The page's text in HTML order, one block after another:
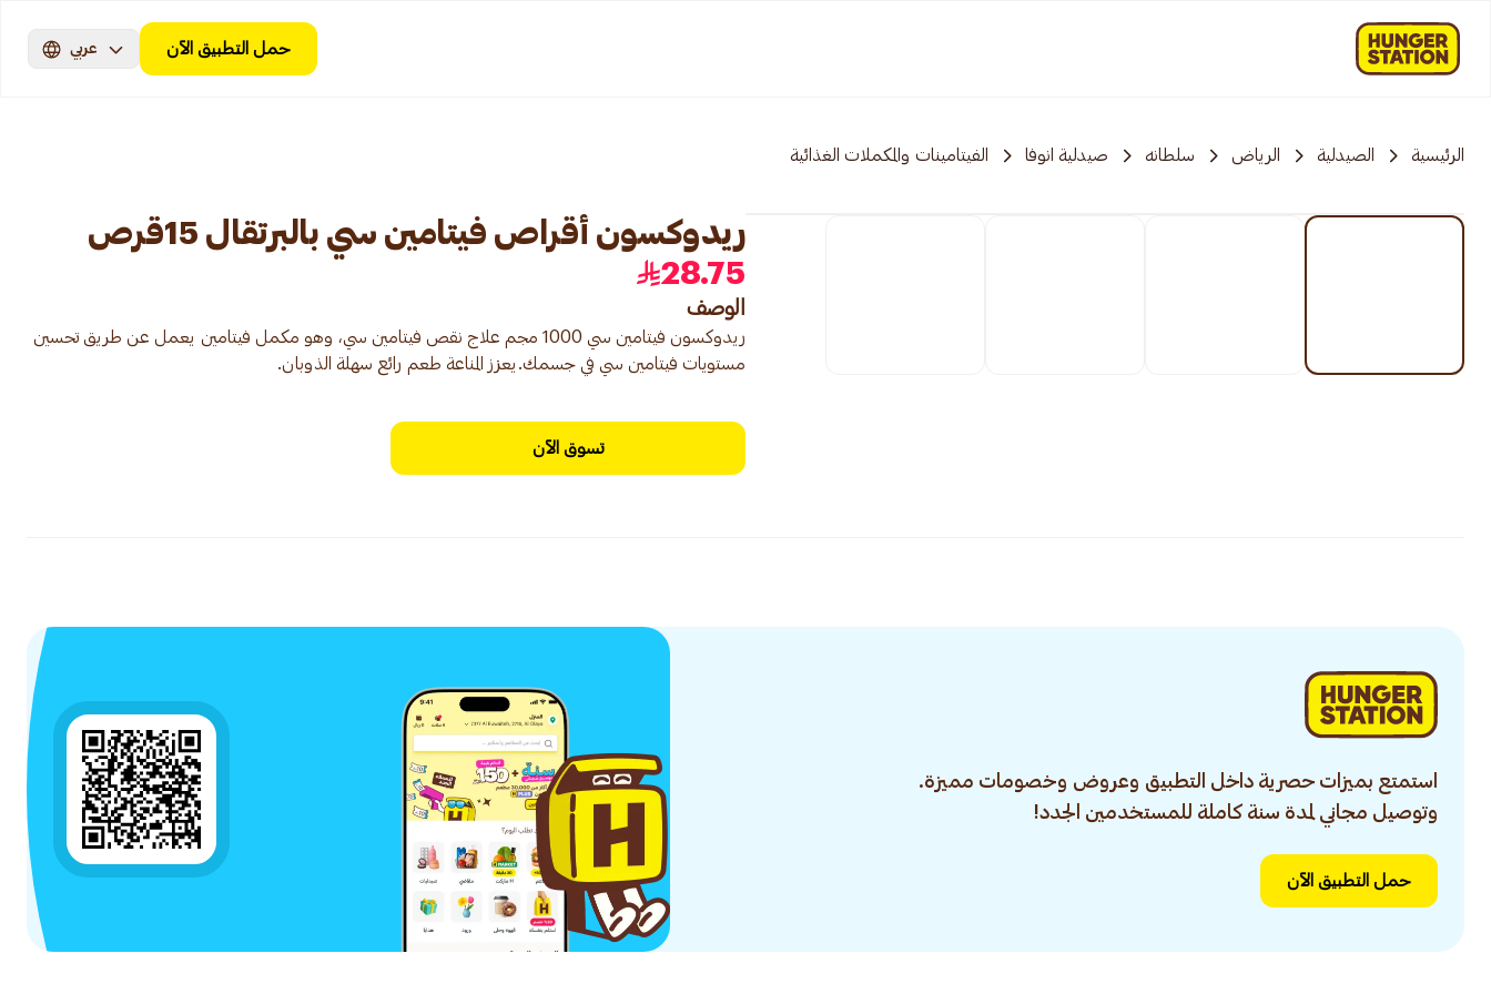
حمل التطبيق الآن عربي
الرئيسية الصيدلية الرياض سلطانه صيدلية انوفا الفيتامينات والمكملات الغذائية
ريدوكسون أقراص فيتامين سي بالبرتقال 15قرص
28.75
الوصف
ريدوكسون فيتامين سي 1000 مجم علاج نقص فيتامين سي، وهو مكمل فيتامين يعمل عن طريق تحسين
مستويات فيتامين سي في جسمك.يعزز المناعة طعم رائع سهلة الذوبان.
تسوق الآن
استمتع بميزات حصرية داخل التطبيق وعروض وخصومات مميزة.
وتوصيل مجاني لمدة سنة كاملة للمستخدمين الجدد!
حمل التطبيق الآن